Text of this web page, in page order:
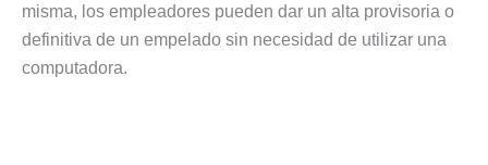
misma, los empleadores pueden dar un alta provisoria o
definitiva de un empelado sin necesidad de utilizar una
computadora.